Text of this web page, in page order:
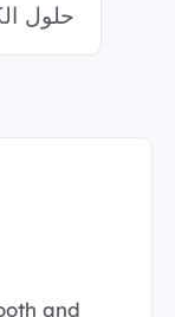
حلول
and